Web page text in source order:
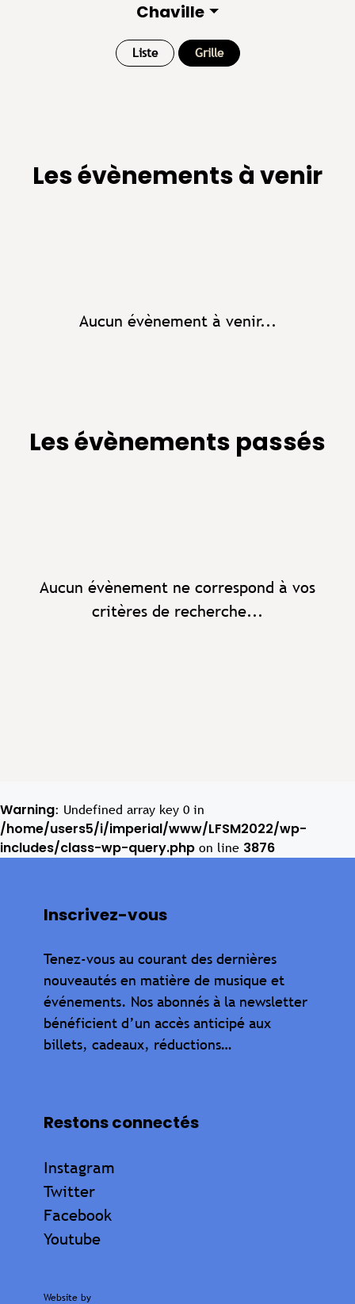
Chaville
Liste Grille
Les évènements à venir
Aucun évènement à venir...
Les évènements passés
Aucun évènement ne correspond à vos
critères de recherche...
Warning: Undefined array key 0 in
/home/users5/i/imperial/www/LFSM2022/wp-
includes/class-wp-query.php on line 3876
Inscrivez-vous
Tenez-vous au courant des dernières
nouveautés en matière de musique et
événements. Nos abonnés à la newsletter
bénéficient d’un accès anticipé aux
billets, cadeaux, réductions…
Restons connectés
Instagram
Twitter
Facebook
Youtube
Website by